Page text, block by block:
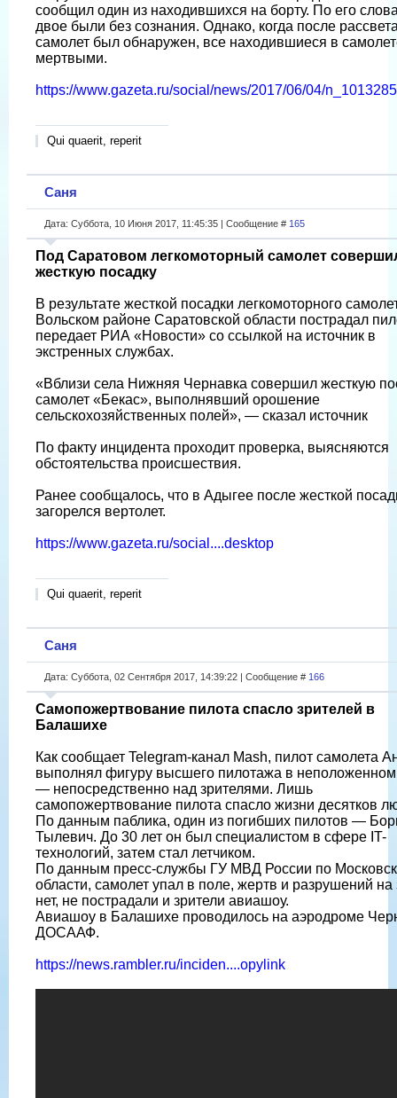
сообщил один из находившихся на борту. По его
двое были без сознания. Однако, когда после
самолет был обнаружен, все находившиеся в
мертвыми.
https://www.gazeta.ru/social/news/2017/06/04/
Qui quaerit, reperit
Саня
Дата: Суббота, 10 Июня 2017, 11:45:35 | Сообщение # 165
Под Саратовом легкомоторный самолет
жесткую посадку
В результате жесткой посадки легкомоторного
Вольском районе Саратовской области пострадал
передает РИА «Новости» со ссылкой на источник в
экстренных службах.
«Вблизи села Нижняя Чернавка совершил жесткую
самолет «Бекас», выполнявший орошение
сельскохозяйственных полей», — сказал источник
По факту инцидента проходит проверка, выясняются
обстоятельства происшествия.
Ранее сообщалось, что в Адыгее после жесткой
загорелся вертолет.
https://www.gazeta.ru/social....desktop
Qui quaerit, reperit
Саня
Дата: Суббота, 02 Сентября 2017, 14:39:22 | Сообщение # 166
Самопожертвование пилота спасло зрителей в
Балашихе
Как сообщает Telegram-канал Mash, пилот самолета
выполнял фигуру высшего пилотажа в
— непосредственно над зрителями. Лишь
самопожертвование пилота спасло жизни десятков
По данным паблика, один из погибших пилотов —
Тылевич. До 30 лет он был специалистом в сфере IT-
технологий, затем стал летчиком.
По данным пресс-службы ГУ МВД России по
области, самолет упал в поле, жертв и разрушений на
нет, не пострадали и зрители авиашоу.
Авиашоу в Балашихе проводилось на аэродроме
ДОСААФ.
https://news.rambler.ru/inciden....opylink